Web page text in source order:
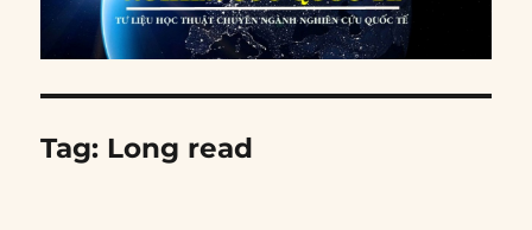
Tag: Long read